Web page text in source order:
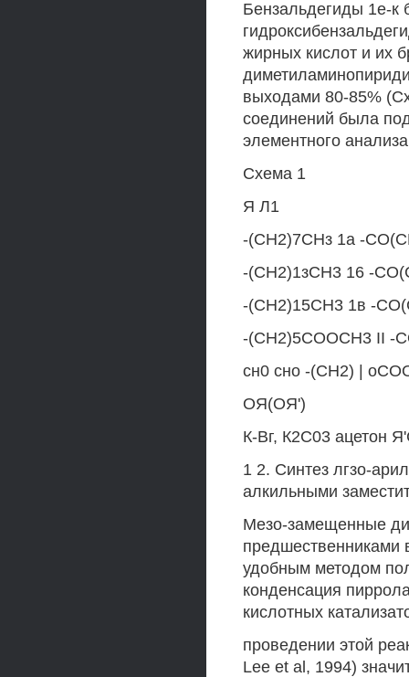
Бензальдегиды 1е-
жирных кислот и их
выходами 80-85%
соединений была
элементного анализа
Схема 1
Я Л1
-(СН2)7СНз 1а -
-(СН2)1зСН3 16 -
-(СН2)15СН3 1в -
-(СН2)5СООСН3 II -
сн0 сно -(СН2) |
ОЯ(ОЯ')
К-Вг, К2С03
1 2. Синтез лгзо-
алкильными
Мезо-замещенные
предшественниками
удобным методом
конденсация
кислотных
проведении этой
Lee et al, 1994)